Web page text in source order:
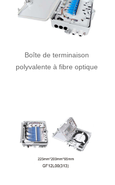
Boîte de terminaison
polyvalente à fibre optique